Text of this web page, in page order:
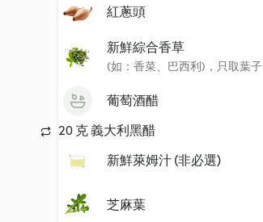
紅蔥頭
新鮮綜合香草
(如：香菜、巴西利)，只取葉子
葡萄酒醋
20 克 義大利黑醋
新鮮萊姆汁 (非必選)
芝麻葉